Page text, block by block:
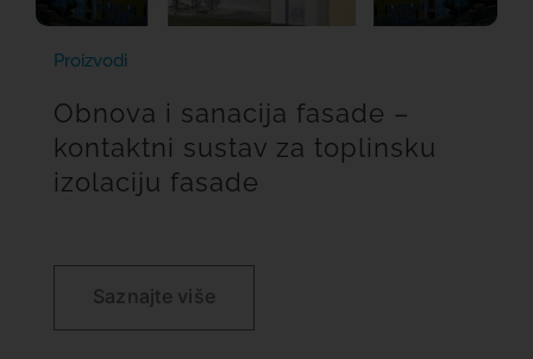
Proizvodi
Obnova i sanacija fasade –
kontaktni sustav za toplinsku
izolaciju fasade
Saznajte više